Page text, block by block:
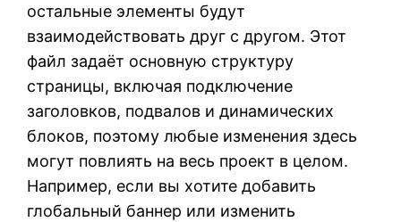
остальные элементы будут
взаимодействовать друг с другом. Этот
файл задаёт основную структуру
страницы, включая подключение
заголовков, подвалов и динамических
блоков, поэтому любые изменения здесь
могут повлиять на весь проект в целом.
Например, если вы хотите добавить
глобальный баннер или изменить